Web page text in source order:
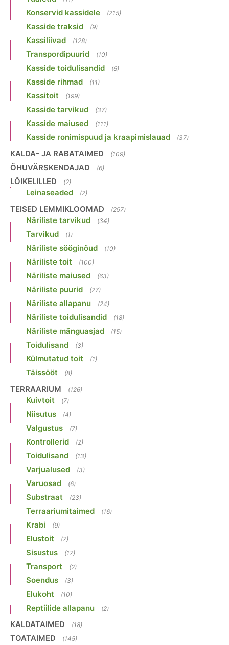
Konservid kassidele (215)
Kasside traksid (9)
Kassiliivad (128)
Transpordipuurid (10)
Kasside toidulisandid (6)
Kasside rihmad (11)
Kassitoit (199)
Kasside tarvikud (37)
Kasside maiused (111)
Kasside ronimispuud ja kraapimislauad (37)
KALDA- JA RABATAIMED (109)
ÕHUVÄRSKENDAJAD (6)
LÕIKELILLED (2)
Leinaseaded (2)
TEISED LEMMIKLOOMAD (297)
Näriliste tarvikud (34)
Tarvikud (1)
Näriliste sööginõud (10)
Näriliste toit (100)
Näriliste maiused (63)
Näriliste puurid (27)
Näriliste allapanu (24)
Näriliste toidulisandid (18)
Näriliste mänguasjad (15)
Toidulisand (3)
Külmutatud toit (1)
Täissööt (8)
TERRAARIUM (126)
Kuivtoit (7)
Niisutus (4)
Valgustus (7)
Kontrollerid (2)
Toidulisand (13)
Varjualused (3)
Varuosad (6)
Substraat (23)
Terraariumitaimed (16)
Krabi (9)
Elustoit (7)
Sisustus (17)
Transport (2)
Soendus (3)
Elukoht (10)
Reptiilide allapanu (2)
KALDATAIMED (18)
TOATAIMED (145)